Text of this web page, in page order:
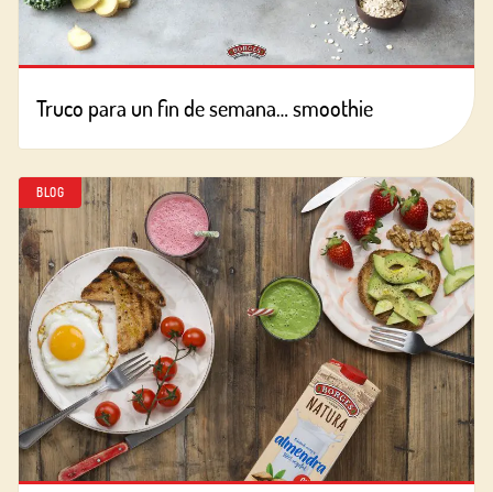
Truco para un fin de semana… smoothie
BLOG